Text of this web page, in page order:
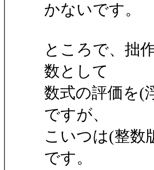
かないです。
ところで、拙
数として
数式の評価を(
ですが、
こいつは(整数
です。